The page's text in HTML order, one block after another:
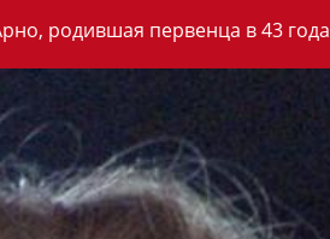
родившая первенца в 43 года